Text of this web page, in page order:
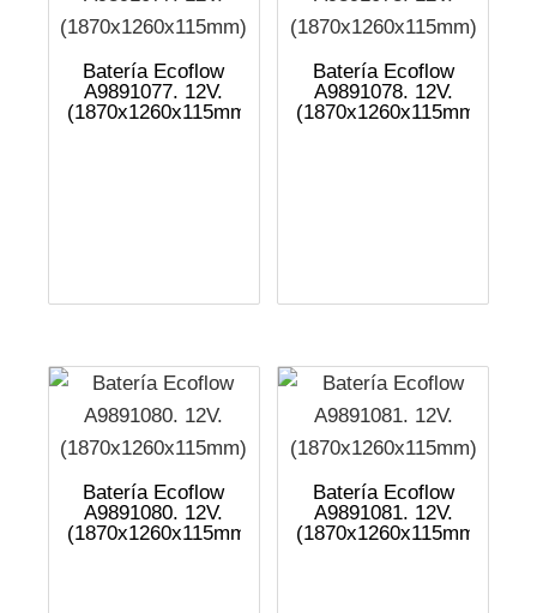
Batería Ecoflow
A9891077. 12V.
(1870x1260x115mm)
Batería Ecoflow
A9891078. 12V.
(1870x1260x115mm)
Batería Ecoflow
A9891080. 12V.
(1870x1260x115mm)
Batería Ecoflow
A9891081. 12V.
(1870x1260x115mm)